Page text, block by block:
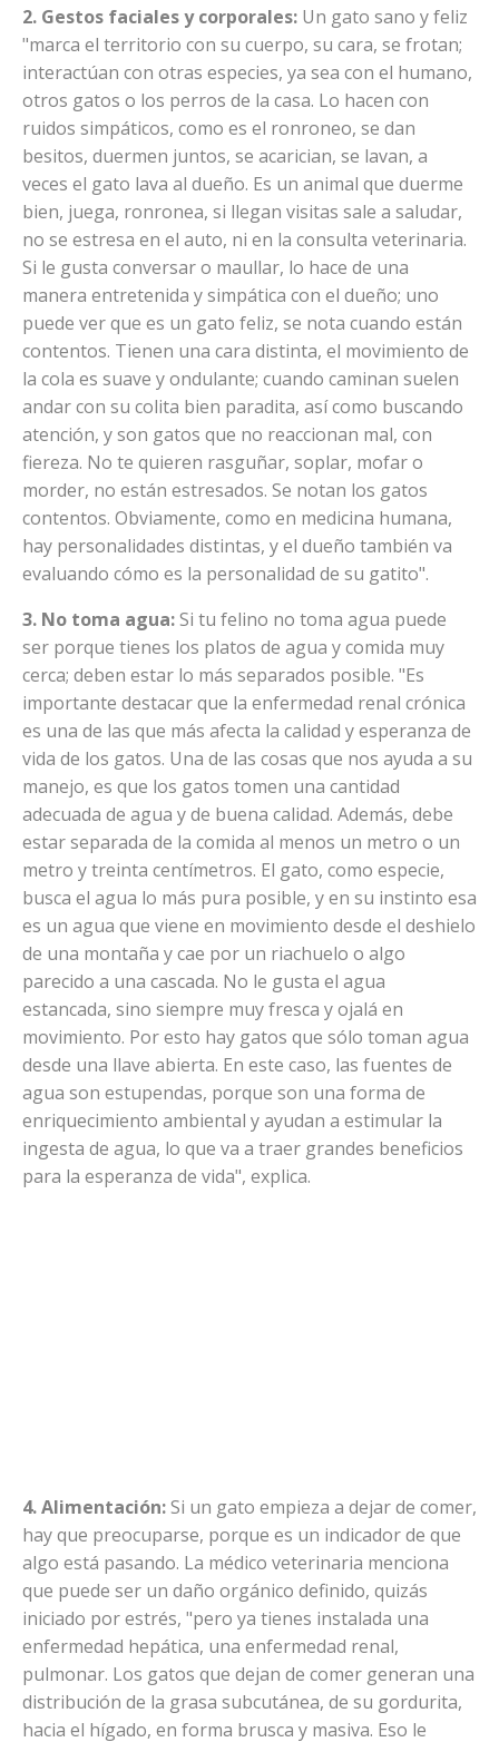
2. Gestos faciales y corporales: Un gato sano y feliz
"marca el territorio con su cuerpo, su cara, se frotan;
interactúan con otras especies, ya sea con el humano,
otros gatos o los perros de la casa. Lo hacen con
ruidos simpáticos, como es el ronroneo, se dan
besitos, duermen juntos, se acarician, se lavan, a
veces el gato lava al dueño. Es un animal que duerme
bien, juega, ronronea, si llegan visitas sale a saludar,
no se estresa en el auto, ni en la consulta veterinaria.
Si le gusta conversar o maullar, lo hace de una
manera entretenida y simpática con el dueño; uno
puede ver que es un gato feliz, se nota cuando están
contentos. Tienen una cara distinta, el movimiento de
la cola es suave y ondulante; cuando caminan suelen
andar con su colita bien paradita, así como buscando
atención, y son gatos que no reaccionan mal, con
fiereza. No te quieren rasguñar, soplar, mofar o
morder, no están estresados. Se notan los gatos
contentos. Obviamente, como en medicina humana,
hay personalidades distintas, y el dueño también va
evaluando cómo es la personalidad de su gatito".
3. No toma agua:Si tu felino no toma agua puede
ser porque tienes los platos de agua y comida muy
cerca; deben estar lo más separados posible. "Es
importante destacar que la enfermedad renal crónica
es una de las que más afecta la calidad y esperanza de
vida de los gatos. Una de las cosas que nos ayuda a su
manejo, es que los gatos tomen una cantidad
adecuada de agua y de buena calidad. Además, debe
estar separada de la comida al menos un metro o un
metro y treinta centímetros. El gato, como especie,
busca el agua lo más pura posible, y en su instinto esa
es un agua que viene en movimiento desde el deshielo
de una montaña y cae por un riachuelo o algo
parecido a una cascada. No le gusta el agua
estancada, sino siempre muy fresca y ojalá en
movimiento. Por esto hay gatos que sólo toman agua
desde una llave abierta. En este caso, las fuentes de
agua son estupendas, porque son una forma de
enriquecimiento ambiental y ayudan a estimular la
ingesta de agua, lo que va a traer grandes beneficios
para la esperanza de vida", explica.
4. Alimentación:Si un gato empieza a dejar de comer,
hay que preocuparse, porque es un indicador de que
algo está pasando. La médico veterinaria menciona
que puede ser un daño orgánico definido, quizás
iniciado por estrés, "pero ya tienes instalada una
enfermedad hepática, una enfermedad renal,
pulmonar. Los gatos que dejan de comer generan una
distribución de la grasa subcutánea, de su gordurita,
hacia el hígado, en forma brusca y masiva. Eso le